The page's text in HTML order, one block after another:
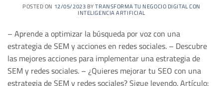
POSTED ON 12/05/2023BYTRANSFORMA TU NEGOCIO DIGITAL CON
INTELIGENCIA ARTIFICIAL
– Aprende a optimizar la búsqueda por voz con una
estrategia de SEM y acciones en redes sociales. – Descubre
las mejores acciones para implementar una estrategia de
SEM y redes sociales. – ¿Quieres mejorar tu SEO con una
estrategia de SEM y redes sociales? Sigue leyendo. Artículo: